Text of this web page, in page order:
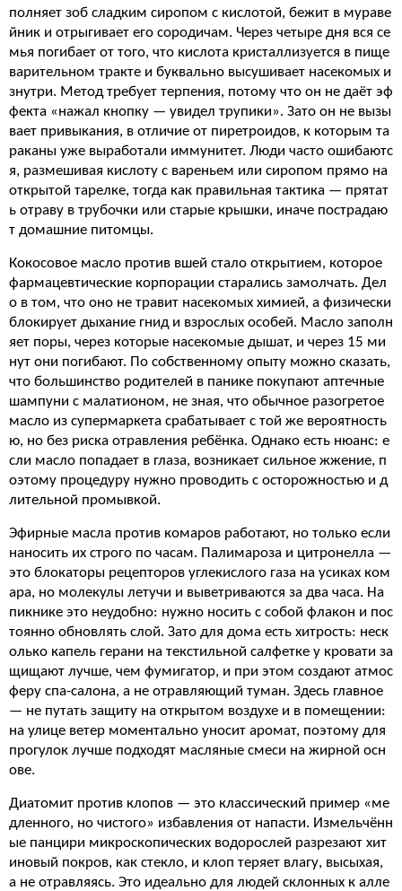
полняет зоб сладким сиропом с кислотой, бежит в мураве
йник и отрыгивает его сородичам. Через четыре дня вся се
мья погибает от того, что кислота кристаллизуется в пище
варительном тракте и буквально высушивает насекомых и
знутри. Метод требует терпения, потому что он не даёт эф
фекта «нажал кнопку — увидел трупики». Зато он не вызы
вает привыкания, в отличие от пиретроидов, к которым та
раканы уже выработали иммунитет. Люди часто ошибаютс
я, размешивая кислоту с вареньем или сиропом прямо на
открытой тарелке, тогда как правильная тактика — прятат
ь отраву в трубочки или старые крышки, иначе пострадаю
т домашние питомцы.
Кокосовое масло против вшей стало открытием, которое
фармацевтические корпорации старались замолчать. Дел
о в том, что оно не травит насекомых химией, а физически
блокирует дыхание гнид и взрослых особей. Масло заполн
яет поры, через которые насекомые дышат, и через 15 ми
нут они погибают. По собственному опыту можно сказать,
что большинство родителей в панике покупают аптечные
шампуни с малатионом, не зная, что обычное разогретое
масло из супермаркета срабатывает с той же вероятность
ю, но без риска отравления ребёнка. Однако есть нюанс: е
сли масло попадает в глаза, возникает сильное жжение, п
оэтому процедуру нужно проводить с осторожностью и д
лительной промывкой.
Эфирные масла против комаров работают, но только если
наносить их строго по часам. Палимароза и цитронелла —
это блокаторы рецепторов углекислого газа на усиках ком
ара, но молекулы летучи и выветриваются за два часа. На
пикнике это неудобно: нужно носить с собой флакон и пос
тоянно обновлять слой. Зато для дома есть хитрость: неск
олько капель герани на текстильной салфетке у кровати за
щищают лучше, чем фумигатор, и при этом создают атмос
феру спа-салона, а не отравляющий туман. Здесь главное
— не путать защиту на открытом воздухе и в помещении:
на улице ветер моментально уносит аромат, поэтому для
прогулок лучше подходят масляные смеси на жирной осн
ове.
Диатомит против клопов — это классический пример «ме
дленного, но чистого» избавления от напасти. Измельчённ
ые панцири микроскопических водорослей разрезают хит
иновый покров, как стекло, и клоп теряет влагу, высыхая,
а не отравляясь. Это идеально для людей склонных к алле